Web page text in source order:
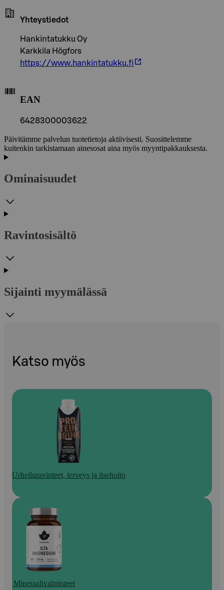
Yhteystiedot
Hankintatukku Oy
Karkkila Högfors
https://www.hankintatukku.fi
EAN
6428300003622
Päivitämme palvelun tuotetietoja aktiivisesti. Suosittelemme
kuitenkin tarkistamaan ainesosat aina myös myyntipakkauksesta.
Ominaisuudet
Ravintosisältö
Sijainti myymälässä
Katso myös
Urheiluravinteet, terveys ja itsehoito
Mineraalivalmisteet